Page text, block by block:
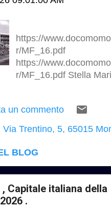
https://
r/MF_16.pdf
https://
r/MF_16.pdf Stella
di Montesilvano
https://www.rainews.it/
eo/2026/03/tgr-
stella-maris-3ff7ed6c-
https://www.rainews.it/
eo/2026/03/fai-comune-
montesilvano-regione-
un commento
Via Trentino, 5, 65015
BLOG
, Capitale italiana della
.